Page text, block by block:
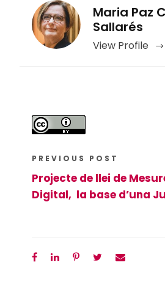
Maria Paz
Sallarés
View Profile
PREVIOUS POST
Projecte de llei de
Digital, la base d’una